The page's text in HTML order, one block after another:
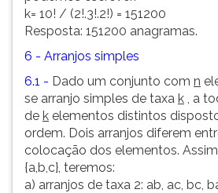
k= 10! / (2!.3!.2!) = 151200
Resposta: 151200 anagramas.
6 - Arranjos simples
6.1 - Dado um conjunto com n
se arranjo simples de taxa k , a
de k elementos distintos
ordem. Dois arranjos diferem
colocação dos elementos.
{a,b,c}, teremos:
a) arranjos de taxa 2: ab, ac, bc,